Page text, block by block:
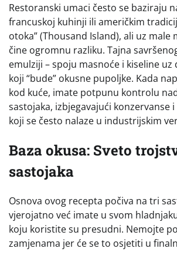
Restoranski umaci često se baziraju
francuskoj kuhinji ili američkim
otoka” (Thousand Island), ali uz male
čine ogromnu razliku. Tajna
emulziji – spoju masnoće i kiseline uz
koji “bude” okusne pupoljke. Kada
kod kuće, imate potpunu kontrolu
sastojaka, izbjegavajući konzervanse
koji se često nalaze u industrijskim
Baza okusa: Sveto
sastojaka
Osnova ovog recepta počiva na tri
vjerojatno već imate u svom
koju koristite su presudni. Nemojte
zamjenama jer će se to osjetiti u